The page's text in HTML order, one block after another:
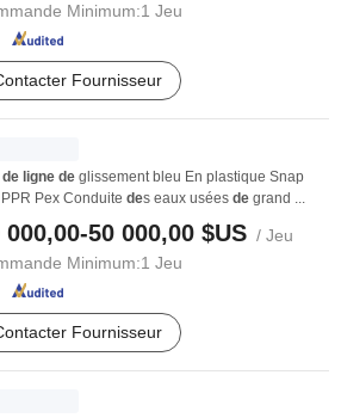
Minimum:1 Jeu
Fournisseur
de ligne de glissement bleu En plastique Snap
Pex Conduite des eaux usées de grand ...
000,00-50 000,00 $US / Jeu
Minimum:1 Jeu
Fournisseur